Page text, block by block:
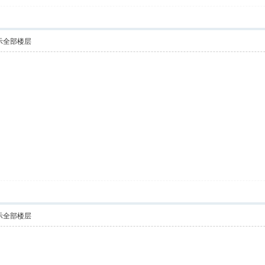
全部楼层
全部楼层